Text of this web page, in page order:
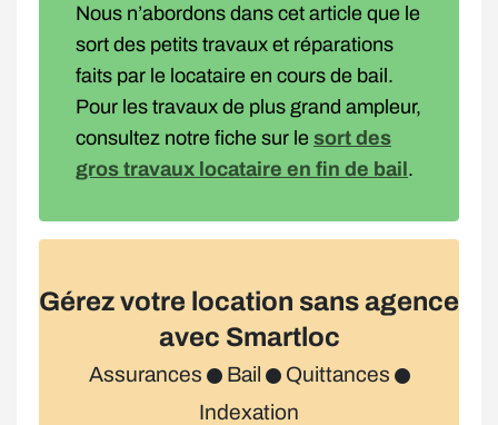
Nous n’abordons dans cet article que le
sort des petits travaux et réparations
faits par le locataire en cours de bail.
Pour les travaux de plus grand ampleur,
consultez notre fiche sur le sort des
gros travaux locataire en fin de bail.
Gérez votre location sans agence
avec Smartloc
Assurances Bail
Quittances
Indexation